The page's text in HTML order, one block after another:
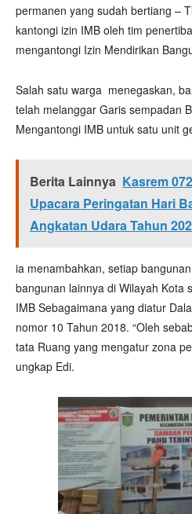
permanen yang sudah bertiang –
kantongi izin IMB oleh tim
mengantongi Izin Mendirikan
Salah satu warga menegaskan,
telah melanggar Garis sempadan
Mengantongi IMB untuk satu unit
Berita Lainnya Kasrem
Upacara Peringatan Hari
Angkatan Udara Tahun
ia menambahkan, setiap
bangunan lainnya di Wilayah Kota
IMB Sebagaimana yang diatur
nomor 10 Tahun 2018. “Oleh
tata Ruang yang mengatur zona
ungkap Edi.